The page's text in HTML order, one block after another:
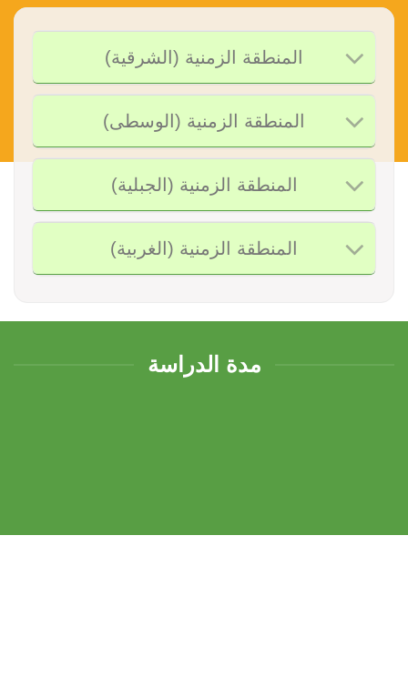
المنطقة الزمنية (الشرقية)
المنطقة الزمنية (الوسطى)
المنطقة الزمنية (الجبلية)
المنطقة الزمنية (الغربية)
مدة الدراسة